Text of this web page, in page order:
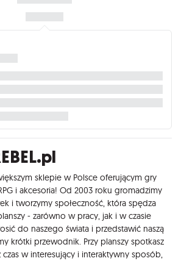
sklepie w Polsce oferującym gry
i akcesoria! Od 2003 roku gromadzimy
i tworzymy społeczność, która spędza
- zarówno w pracy, jak i w czasie
do naszego świata i przedstawić naszą
krótki przewodnik. Przy planszy spotkasz
czas w interesujący i interaktywny sposób,